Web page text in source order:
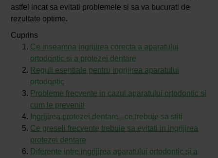
astfel incat sa evitati problemele si sa va bucurati de
rezultate optime.
Cuprins
Ce inseamna ingrijirea corecta a aparatului
ortodontic si a protezei dentare
Reguli esentiale pentru ingrijirea aparatului
ortodontic
Probleme frecvente in cazul aparatului ortodontic si
cum le preveniti
Ingrijirea protezei dentare - ce trebuie sa stiti
Ce greseli frecvente trebuie sa evitati in ingrijirea
protezei dentare
Diferente intre ingrijirea aparatului ortodontic si a